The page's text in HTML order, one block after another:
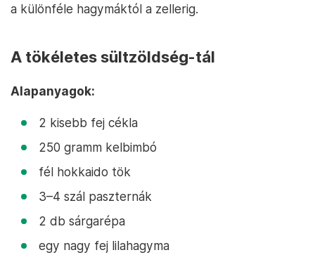
a különféle hagymáktól a zellerig.
A tökéletes sültzöldség-tál
Alapanyagok:
2 kisebb fej cékla
250 gramm kelbimbó
fél hokkaido tök
3–4 szál paszternák
2 db sárgarépa
egy nagy fej lilahagyma